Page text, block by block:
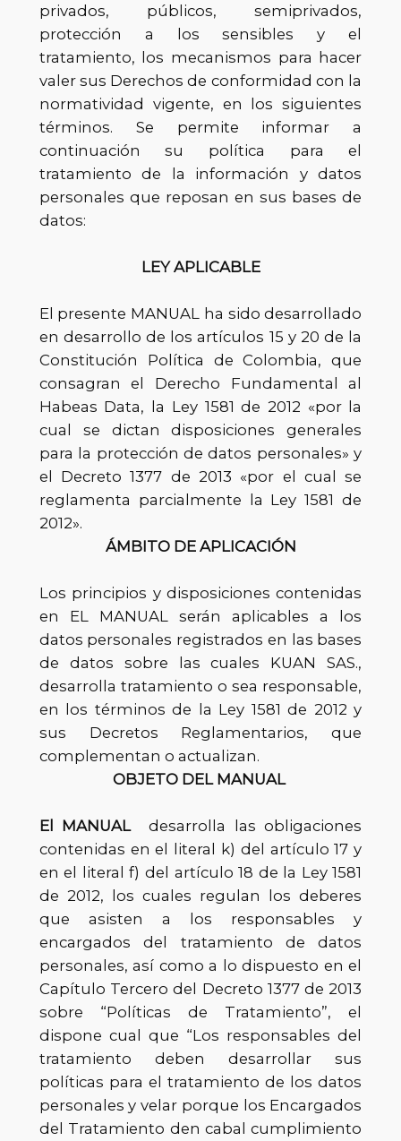
privados, públicos, semiprivados,
protección a los sensibles y el
tratamiento, los mecanismos para hacer
valer sus Derechos de conformidad con la
normatividad vigente, en los siguientes
términos. Se permite informar a
continuación su política para el
tratamiento de la información y datos
personales que reposan en sus bases de
datos:
LEY APLICABLE
El presente MANUAL ha sido desarrollado
en desarrollo de los artículos 15 y 20 de la
Constitución Política de Colombia, que
consagran el Derecho Fundamental al
Habeas Data, la Ley 1581 de 2012 «por la
cual se dictan disposiciones generales
para la protección de datos personales» y
el Decreto 1377 de 2013 «por el cual se
reglamenta parcialmente la Ley 1581 de
2012».
ÁMBITO DE APLICACIÓN
Los principios y disposiciones contenidas
en EL MANUAL serán aplicables a los
datos personales registrados en las bases
de datos sobre las cuales KUAN SAS.,
desarrolla tratamiento o sea responsable,
en los términos de la Ley 1581 de 2012 y
sus Decretos Reglamentarios, que
complementan o actualizan.
OBJETO DEL MANUAL
El MANUAL
desarrolla las obligaciones
contenidas en el literal k) del artículo 17 y
en el literal f) del artículo 18 de la Ley 1581
de 2012, los cuales regulan los deberes
que asisten a los responsables y
encargados del tratamiento de datos
personales, así como a lo dispuesto en el
Capítulo Tercero del Decreto 1377 de 2013
sobre “Políticas de Tratamiento”, el
dispone cual que “Los responsables del
tratamiento deben desarrollar sus
políticas para el tratamiento de los datos
personales y velar porque los Encargados
del Tratamiento den cabal cumplimiento